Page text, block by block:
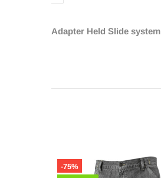
Adapter Held Slide
Na zalogi